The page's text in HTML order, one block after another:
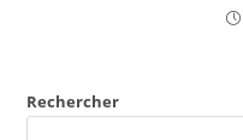
Rechercher